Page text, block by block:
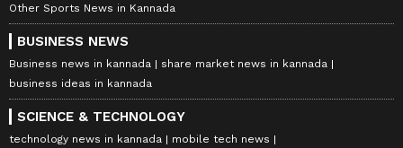
Other Sports News in Kannada
BUSINESS NEWS
Business news in kannada
share market news in kannada
business ideas in kannada
SCIENCE & TECHNOLOGY
technology news in kannada
mobile tech news